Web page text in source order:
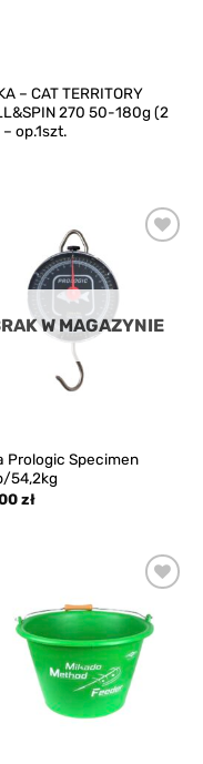
– CAT TERRITORY
270 50-180g (2
op.1szt.
W MAGAZYNIE
Prologic Specimen
54,2kg
zł
wishlist